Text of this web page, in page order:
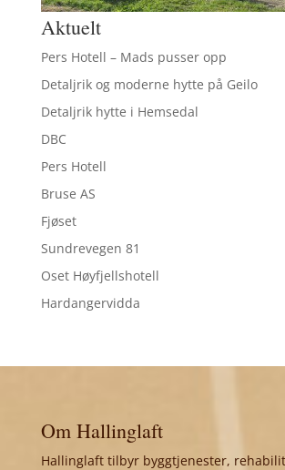
Aktuelt
Pers Hotell – Mads pusser opp
Detaljrik og moderne hytte på Geilo
Detaljrik hytte i Hemsedal
DBC
Pers Hotell
Bruse AS
Fjøset
Sundrevegen 81
Oset Høyfjellshotell
Hardangervidda
Om Hallinglaft
Hallinglaft tilbyr byggtjenester,